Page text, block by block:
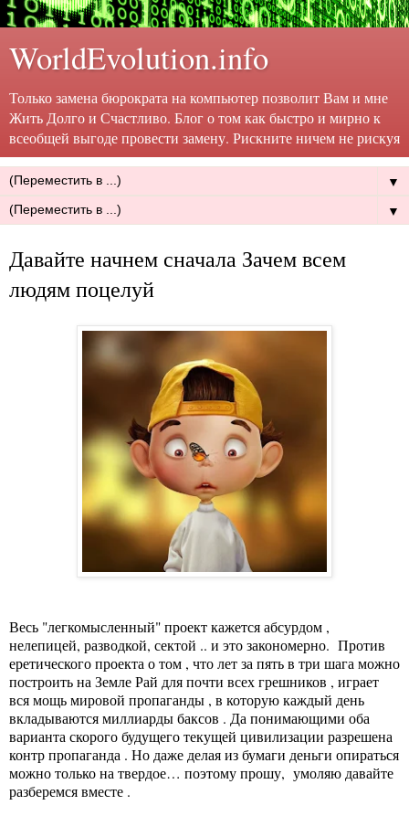
WorldEvolution.info
Только замена бюрократа на компьютер позволит Вам и мне
Жить Долго и Счастливо. Блог о том как быстро и мирно к
всеобщей выгоде провести замену. Рискните ничем не рискуя
▼
▼
Давайте начнем сначала Зачем всем
людям поцелуй
Весь "легкомысленный" проект кажется абсурдом ,
нелепицей, разводкой, сектой .. и это закономерно. Против
еретического проекта о том , что лет за пять в три шага можно
построить на Земле Рай для почти всех грешников , играет
вся мощь мировой пропаганды , в которую каждый день
вкладываются миллиарды баксов . Да понимающими оба
варианта скорого будущего текущей цивилизации разрешена
контр пропаганда . Но даже делая из бумаги деньги опираться
можно только на твердое… поэтому прошу, умоляю давайте
разберемся вместе .